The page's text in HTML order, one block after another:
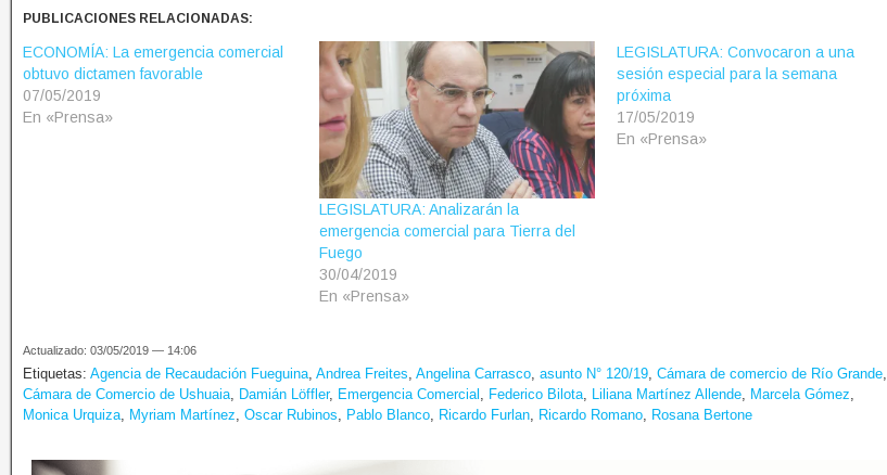
PUBLICACIONES RELACIONADAS:
ECONOMÍA: La emergencia comercial
obtuvo dictamen favorable
07/05/2019
En «Prensa»
LEGISLATURA: Analizarán la
emergencia comercial para Tierra del
Fuego
30/04/2019
En «Prensa»
LEGISLATURA: Convocaron a una
sesión especial para la semana
próxima
17/05/2019
En «Prensa»
Actualizado: 03/05/2019 — 14:06
Etiquetas: Agencia de Recaudación Fueguina, Andrea Freites, Angelina Carrasco, asunto N° 120/19, Cámara de comercio de Río Grande,
Cámara de Comercio de Ushuaia, Damián Löffler, Emergencia Comercial , Federico Bilota, Liliana Martínez Allende, Marcela Gómez,
Monica Urquiza, Myriam Martínez, Oscar Rubinos, Pablo Blanco, Ricardo Furlan, Ricardo Romano, Rosana Bertone